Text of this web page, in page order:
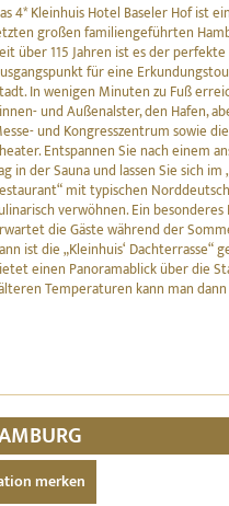
4* Kleinhuis Hotel Baseler Hof ist
großen familiengeführten
über 115 Jahren ist es der perfekte
für eine
In wenigen Minuten zu Fuß
und Außenalster, den Hafen,
und Kongresszentrum sowie
Entspannen Sie nach einem
in der Sauna und lassen Sie sich im
mit typischen
verwöhnen. Ein
die Gäste während der
ist die „Kleinhuis‘ Dachterrasse“
einen Panoramablick über die
Temperaturen kann man
merken